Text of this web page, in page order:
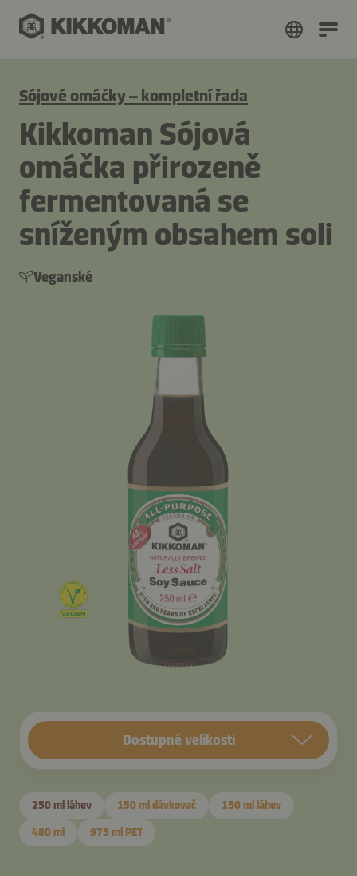
Sójové omáčky – kompletní řada
Kikkoman Sójová
omáčka přirozeně
fermentovaná se
sníženým obsahem soli
Veganské
Dostupné velikosti
250 ml láhev 150 ml dávkovač
150 ml láhev
480 ml
975 ml PET